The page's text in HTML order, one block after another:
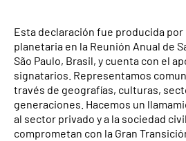
Esta declaración fue producida por
planetaria en la Reunión Anual de
São Paulo, Brasil, y cuenta con el
signatarios. Representamos
través de geografías, culturas,
generaciones. Hacemos un
al sector privado y a la sociedad
comprometan con la Gran